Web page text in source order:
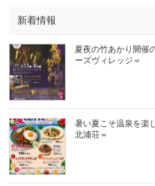
新着情報
夏夜の竹あかり開催
ーズヴィレッジ＝
暑い夏こそ温泉を楽
北浦荘＝